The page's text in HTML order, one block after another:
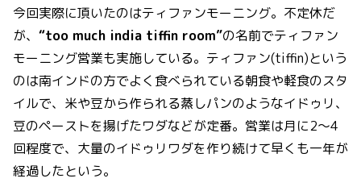
今回実際に頂いたのはティファンモーニング。不定休だ
が、 “too much india tiffin room”の名前でティファン
モーニング営業も実施している。ティファン(tiffin)という
のは南インドの方でよく食べられている朝食や軽食のスタ
イルで、米や豆から作られる蒸しパンのようなイドゥリ、
豆のペーストを揚げたワダなどが定番。営業は月に2〜4
回程度で、大量のイドゥリワダを作り続けて早くも一年が
経過したという。